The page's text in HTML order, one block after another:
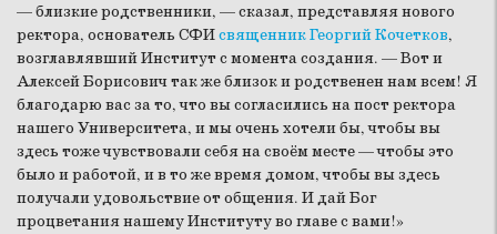
— близкие родственники, — сказал, представляя нового
ректора, основатель СФИсвященник Георгий Кочетков,
возглавлявший Институт с момента создания. — Вот и
Алексей Борисович так же близок и родственен нам всем! Я
благодарю вас за то, что вы согласились на пост ректора
нашего Университета, и мы очень хотели бы, чтобы вы
здесь тоже чувствовали себя на своём месте — чтобы это
было и работой, и в то же время домом, чтобы вы здесь
получали удовольствие от общения. И дай Бог
процветания нашему Институту во главе с вами!»